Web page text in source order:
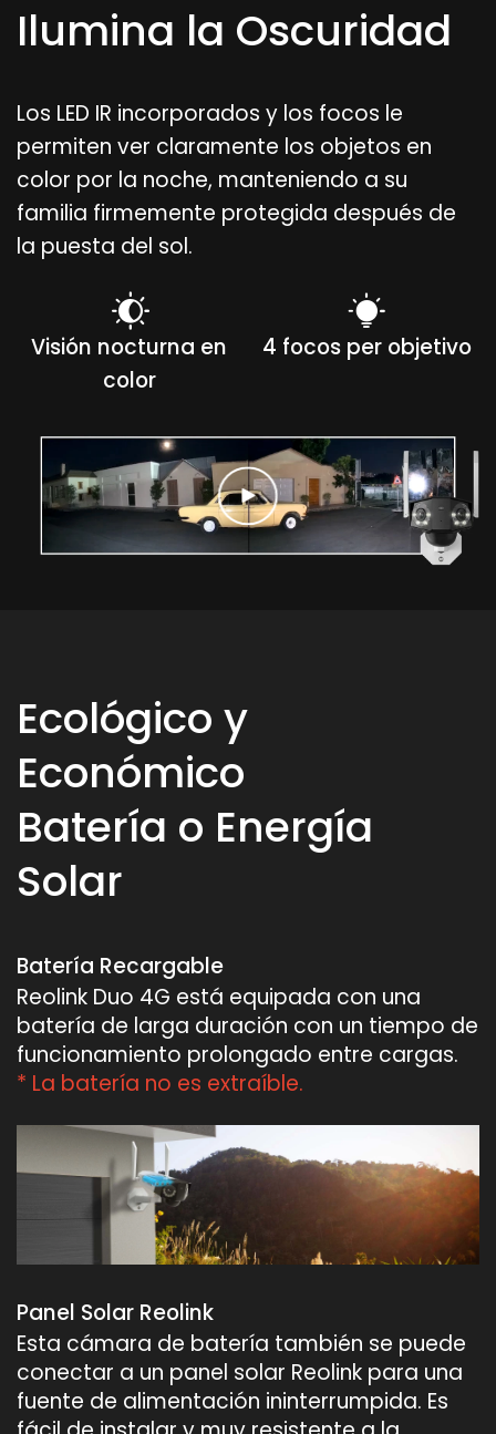
Ilumina la Oscuridad
Los LED IR incorporados y los focos le
permiten ver claramente los objetos en
color por la noche, manteniendo a su
familia firmemente protegida después de
la puesta del sol.
Visión nocturna en
color
4 focos per objetivo
Ecológico y
Económico
Batería o Energía
Solar
Batería Recargable
Reolink Duo 4G está equipada con una
batería de larga duración con un tiempo de
funcionamiento prolongado entre cargas.
* La batería no es extraíble.
Panel Solar Reolink
Esta cámara de batería también se puede
conectar a un panel solar Reolink para una
fuente de alimentación ininterrumpida. Es